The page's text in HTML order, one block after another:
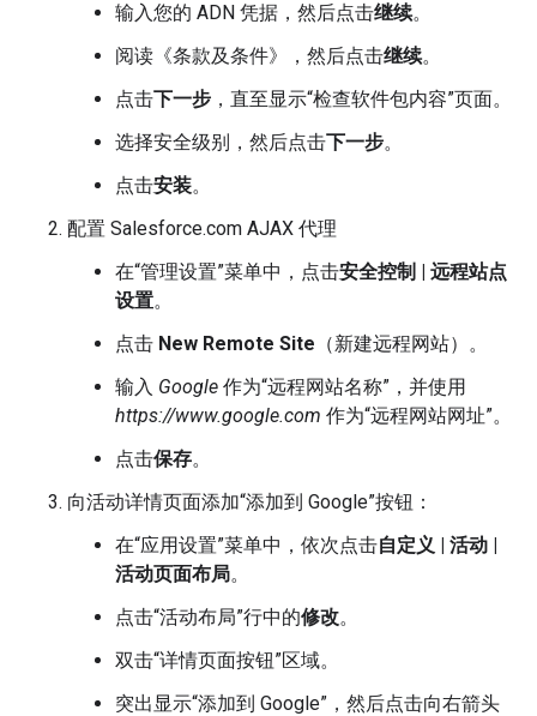
输入您的 ADN 凭据，然后点击继续。
阅读《条款及条件》，然后点击继续。
点击下一步 ，直至显示“检查软件包内容”页面。
选择安全级别，然后点击下一步。
点击安装。
配置 Salesforce.com AJAX 代理
在“管理设置”菜单中，点击安全控制 | 远程站点
设置。
点击 New Remote Site （新建远程网站）。
输入 Google 作为“远程网站名称”，并使用
https://www.google.com 作为“远程网站网址”。
点击保存。
向活动详情页面添加“添加到 Google”按钮：
在“应用设置”菜单中，依次点击自定义 | 活动 |
活动页面布局。
点击“活动布局”行中的修改。
双击“详情页面按钮”区域。
突出显示“添加到 Google”，然后点击向右箭头